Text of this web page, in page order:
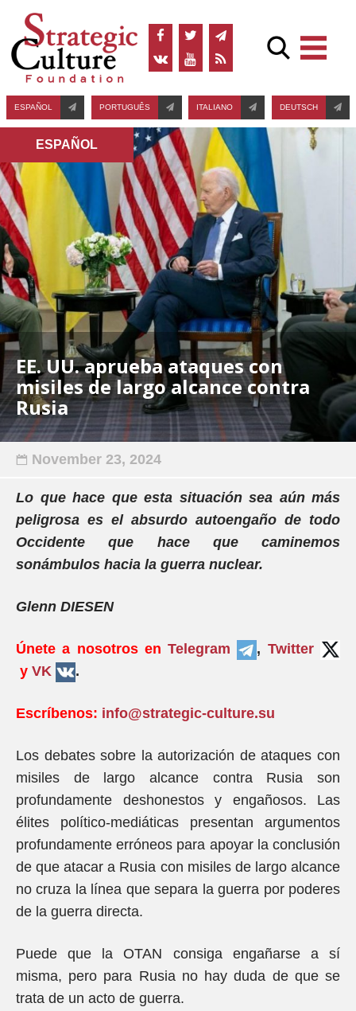
ESPAÑOL PORTUGUÊS ITALIANO DEUTSCH
ESPAÑOL
EE. UU. aprueba ataques con
misiles de largo alcance contra
Rusia
November 23, 2024
Lo que hace que esta situación sea aún más
peligrosa es el absurdo autoengaño de todo
Occidente que hace que caminemos
sonámbulos hacia la guerra nuclear.
Glenn DIESEN
Únete a nosotros enTelegram , Twitter
y VK .
Escríbenos: info@strategic-culture.su
Los debates sobre la autorización de ataques con
misiles de largo alcance contra Rusia son
profundamente deshonestos y engañosos. Las
élites político-mediáticas presentan argumentos
profundamente erróneos para apoyar la conclusión
de que atacar a Rusia con misiles de largo alcance
no cruza la línea que separa la guerra por poderes
de la guerra directa.
Puede que la OTAN consiga engañarse a sí
misma, pero para Rusia no hay duda de que se
trata de un acto de guerra.